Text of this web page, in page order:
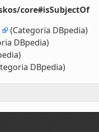
core#isSubjectOf
(Categoria DBpedia)
DBpedia)
DBpedia)